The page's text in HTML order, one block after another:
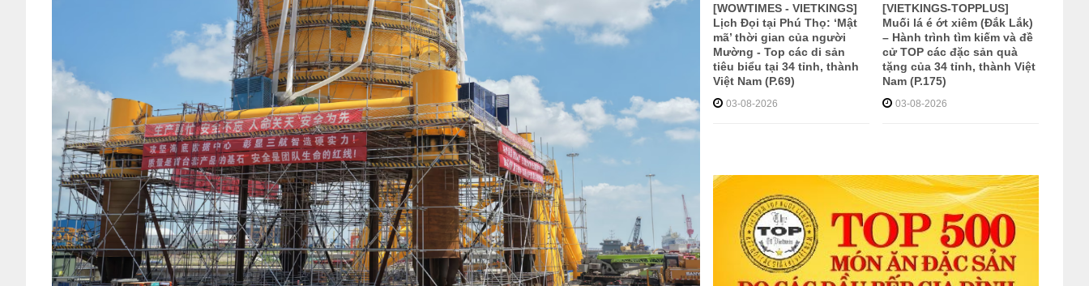
[WOWTIMES - VIETKINGS]
Lịch Đọi tại Phú Thọ: ‘Mật
mã’ thời gian của người
Mường - Top các di sản
tiêu biểu tại 34 tỉnh, thành
Việt Nam (P.69)
03-08-2026
[VIETKINGS-TOPPLUS]
Muối lá é ớt xiêm (Đắk Lắk)
– Hành trình tìm kiếm và đề
cử TOP các đặc sản quà
tặng của 34 tỉnh, thành Việt
Nam (P.175)
03-08-2026